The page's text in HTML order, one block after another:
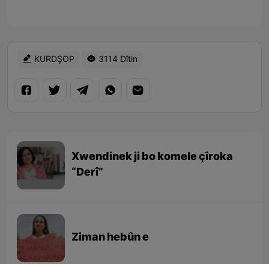
KURDŞOP 3114 Dîtin
Xwendinek ji bo komele çîroka
“Derî”
Ziman hebûn e